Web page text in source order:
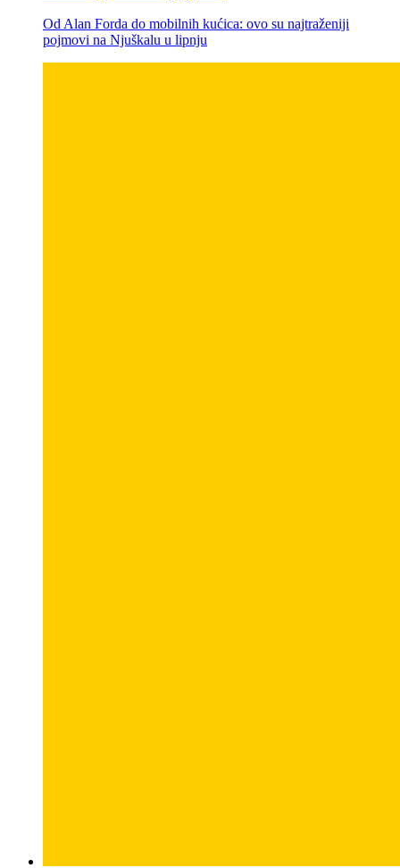
Od Alan Forda do mobilnih kućica: ovo su najtraženiji
pojmovi na Njuškalu u lipnju